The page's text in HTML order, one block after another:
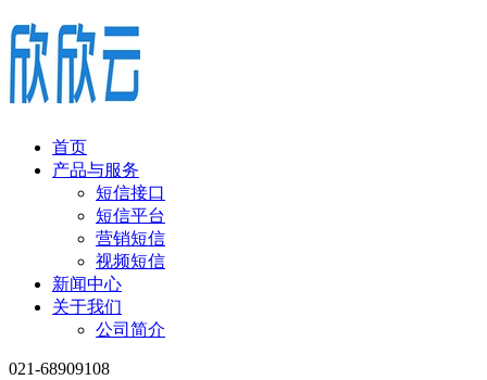
首页
产品与服务
短信接口
短信平台
营销短信
视频短信
新闻中心
关于我们
公司简介
021-68909108